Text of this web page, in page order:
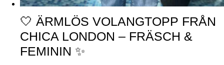
🤍 ÄRMLÖS VOLANGTOPP FRÅN
CHICA LONDON – FRÄSCH &
FEMININ ✨